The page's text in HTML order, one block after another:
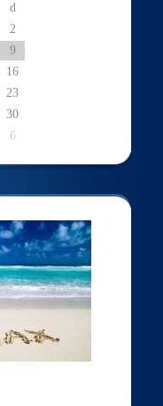
d
2
9
16
23
30
6